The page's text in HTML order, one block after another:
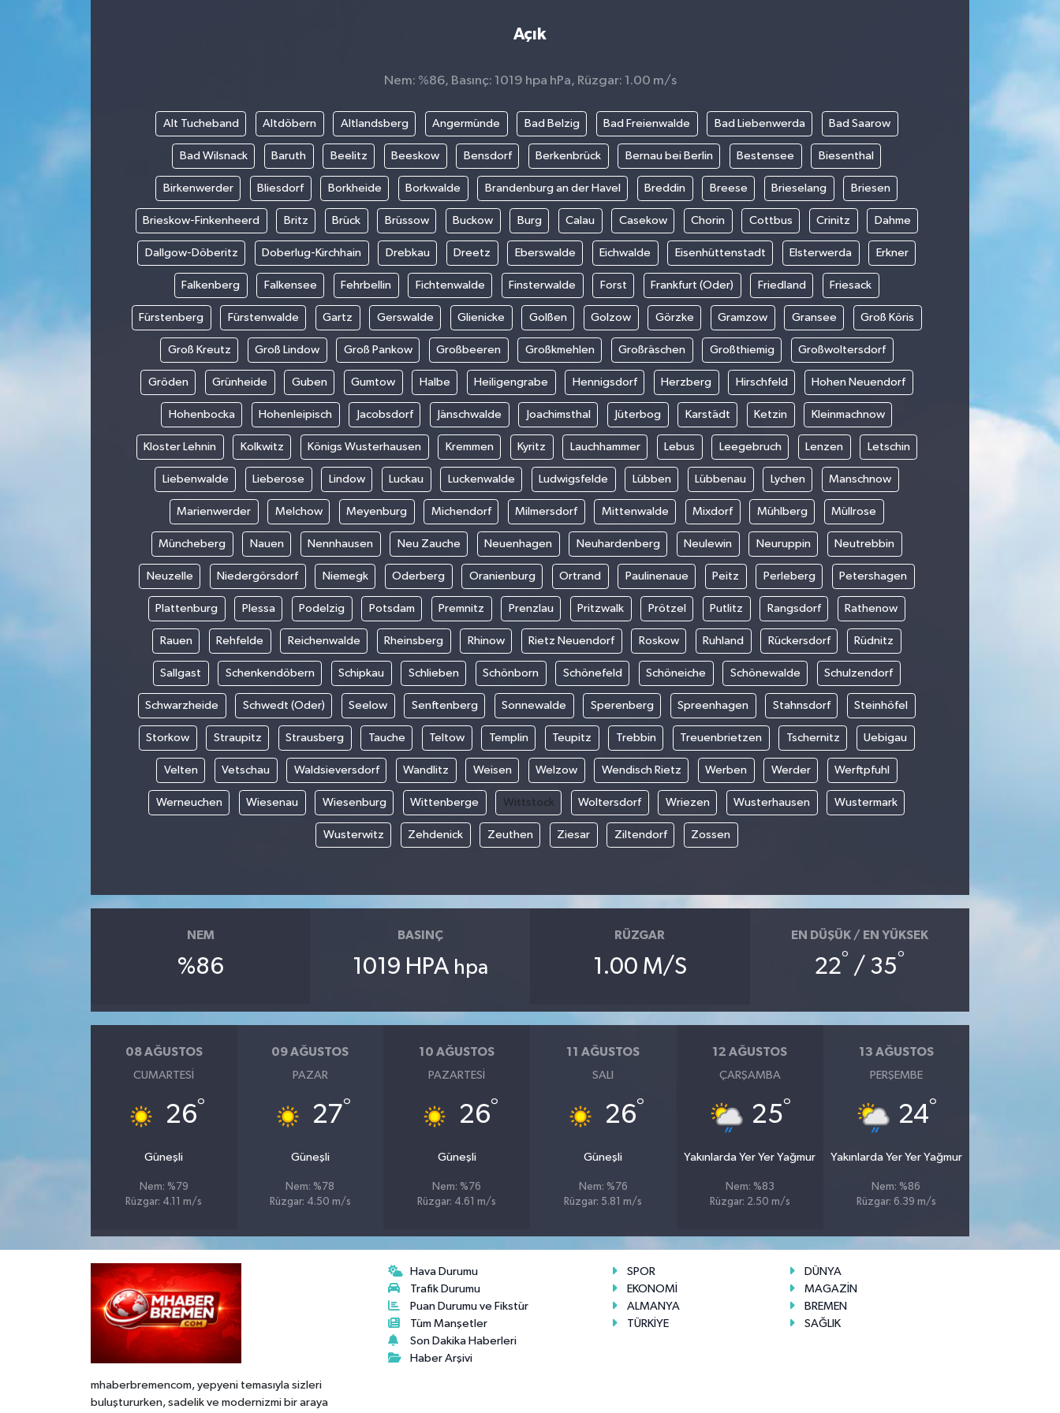
Açık
Nem: %86, Basınç: 1019 hpa hPa, Rüzgar: 1.00 m/s
Alt Tucheband Altdöbern Altlandsberg Angermünde Bad Belzig Bad Freienwalde Bad Liebenwerda Bad Saarow
Bad Wilsnack Baruth Beelitz Beeskow Bensdorf Berkenbrück Bernau bei Berlin Bestensee Biesenthal
Birkenwerder Bliesdorf Borkheide Borkwalde Brandenburg an der Havel Breddin Breese Brieselang Briesen
Brieskow-Finkenheerd Britz Brück Brüssow Buckow Burg Calau Casekow Chorin Cottbus Crinitz Dahme
Dallgow-Döberitz Doberlug-Kirchhain Drebkau Dreetz Eberswalde Eichwalde Eisenhüttenstadt Elsterwerda Erkner
Falkenberg Falkensee Fehrbellin Fichtenwalde Finsterwalde Forst Frankfurt (Oder) Friedland Friesack
Fürstenberg Fürstenwalde Gartz Gerswalde Glienicke Golßen Golzow Görzke Gramzow Gransee Groß Köris
Groß Kreutz Groß Lindow Groß Pankow Großbeeren Großkmehlen Großräschen Großthiemig Großwoltersdorf
Gröden Grünheide Guben Gumtow Halbe Heiligengrabe Hennigsdorf Herzberg Hirschfeld Hohen Neuendorf
Hohenbocka Hohenleipisch Jacobsdorf Jänschwalde Joachimsthal Jüterbog Karstädt Ketzin Kleinmachnow
Kloster Lehnin Kolkwitz Königs Wusterhausen Kremmen Kyritz Lauchhammer Lebus Leegebruch Lenzen Letschin
Liebenwalde Lieberose Lindow Luckau Luckenwalde Ludwigsfelde Lübben Lübbenau Lychen Manschnow
Marienwerder Melchow Meyenburg Michendorf Milmersdorf Mittenwalde Mixdorf Mühlberg Müllrose
Müncheberg Nauen Nennhausen Neu Zauche Neuenhagen Neuhardenberg Neulewin Neuruppin Neutrebbin
Neuzelle Niedergörsdorf Niemegk Oderberg Oranienburg Ortrand Paulinenaue Peitz Perleberg Petershagen
Plattenburg Plessa Podelzig Potsdam Premnitz Prenzlau Pritzwalk Prötzel Putlitz Rangsdorf Rathenow
Rauen Rehfelde Reichenwalde Rheinsberg Rhinow Rietz Neuendorf Roskow Ruhland Rückersdorf Rüdnitz
Sallgast Schenkendöbern Schipkau Schlieben Schönborn Schönefeld Schöneiche Schönewalde Schulzendorf
Schwarzheide Schwedt (Oder) Seelow Senftenberg Sonnewalde Sperenberg Spreenhagen Stahnsdorf Steinhöfel
Storkow Straupitz Strausberg Tauche Teltow Templin Teupitz Trebbin Treuenbrietzen Tschernitz Uebigau
Velten Vetschau Waldsieversdorf Wandlitz Weisen Welzow Wendisch Rietz Werben Werder Werftpfuhl
Werneuchen Wiesenau Wiesenburg Wittenberge Wittstock Woltersdorf Wriezen Wusterhausen Wustermark
Wusterwitz Zehdenick Zeuthen Ziesar Ziltendorf Zossen
NEM
%86
BASINÇ
1019 HPA hpa
RÜZGAR
1.00 M/S
EN DÜŞÜK / EN YÜKSEK
22° / 35°
08 AĞUSTOS
CUMARTESI
26°
Güneşli
Nem: %79
Rüzgar: 4.11 m/s
09 AĞUSTOS
PAZAR
27°
Güneşli
Nem: %78
Rüzgar: 4.50 m/s
10 AĞUSTOS
PAZARTESI
26°
Güneşli
Nem: %76
Rüzgar: 4.61 m/s
11 AĞUSTOS
SALI
26°
Güneşli
Nem: %76
Rüzgar: 5.81 m/s
12 AĞUSTOS
ÇARŞAMBA
25°
Yakınlarda Yer Yer Yağmur
Nem: %83
Rüzgar: 2.50 m/s
13 AĞUSTOS
PERŞEMBE
24°
Yakınlarda Yer Yer Yağmur
Nem: %86
Rüzgar: 6.39 m/s
mhaberbremencom, yepyeni temasıyla sizleri
buluştururken, sadelik ve modernizmi bir araya
Hava Durumu
Trafik Durumu
Puan Durumu ve Fikstür
Tüm Manşetler
Son Dakika Haberleri
Haber Arşivi
SPOR
DÜNYA
EKONOMİ
MAGAZİN
ALMANYA
BREMEN
TÜRKİYE
SAĞLIK